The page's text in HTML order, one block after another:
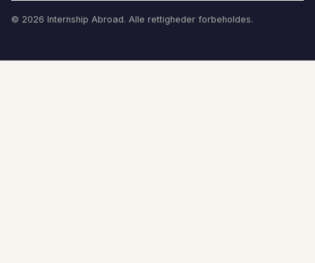
© 2026 Internship Abroad. Alle rettigheder forbeholdes.